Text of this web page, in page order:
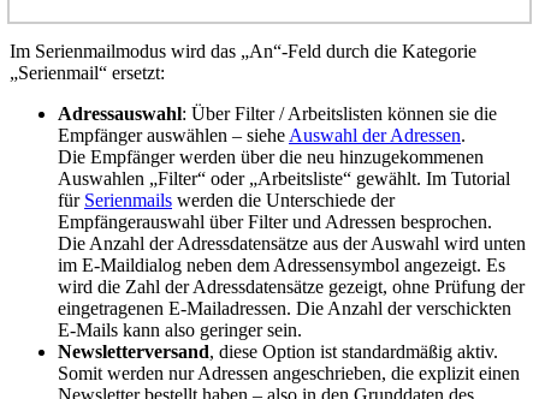
Im Serienmailmodus wird das „An“-Feld durch die Kategorie
„Serienmail“ ersetzt:
Adressauswahl: Über Filter / Arbeitslisten können sie die
Empfänger auswählen – siehe Auswahl der Adressen.
Die Empfänger werden über die neu hinzugekommenen
Auswahlen „Filter“ oder „Arbeitsliste“ gewählt. Im Tutorial
für Serienmails werden die Unterschiede der
Empfängerauswahl über Filter und Adressen besprochen.
Die Anzahl der Adressdatensätze aus der Auswahl wird unten
im E-Maildialog neben dem Adressensymbol angezeigt. Es
wird die Zahl der Adressdatensätze gezeigt, ohne Prüfung der
eingetragenen E-Mailadressen. Die Anzahl der verschickten
E-Mails kann also geringer sein.
Newsletterversand, diese Option ist standardmäßig aktiv.
Somit werden nur Adressen angeschrieben, die explizit einen